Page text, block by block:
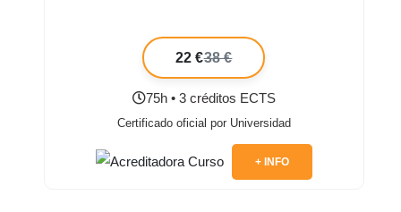
22 €38 €
75h • 3 créditos ECTS
Certificado oficial por Universidad
+ INFO